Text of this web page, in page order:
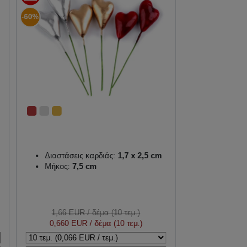
-60%
Διαστάσεις καρδιάς: 1,7 x 2,5 cm
Μήκος: 7,5 cm
1,66 EUR/ δέμα (10 τεμ.)
0,660 EUR/ δέμα (10 τεμ.)